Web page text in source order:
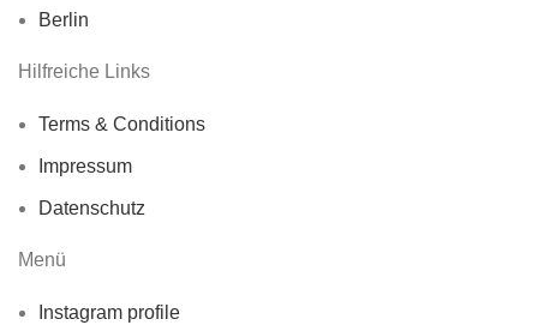
Berlin
Hilfreiche Links
Terms & Conditions
Impressum
Datenschutz
Menü
Instagram profile